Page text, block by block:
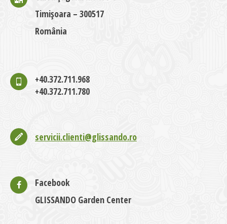
Timișoara – 300517
România
+40.372.711.968
+40.372.711.780
servicii.clienti@glissando.ro
Facebook
GLISSANDO Garden Center